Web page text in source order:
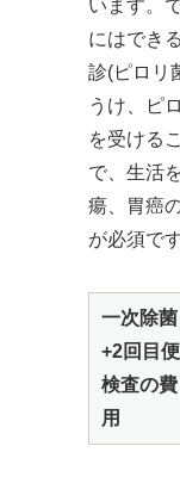
います。
にはでき
診(ピロリ
うけ、ピ
を受ける
で、生活
瘍、胃癌
が必須です
一次除菌
+2回目便
検査の費
用